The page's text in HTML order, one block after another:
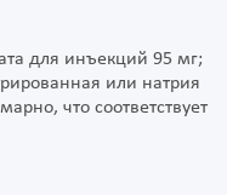
для инъекций 95 мг;
или натрия
что соответствует